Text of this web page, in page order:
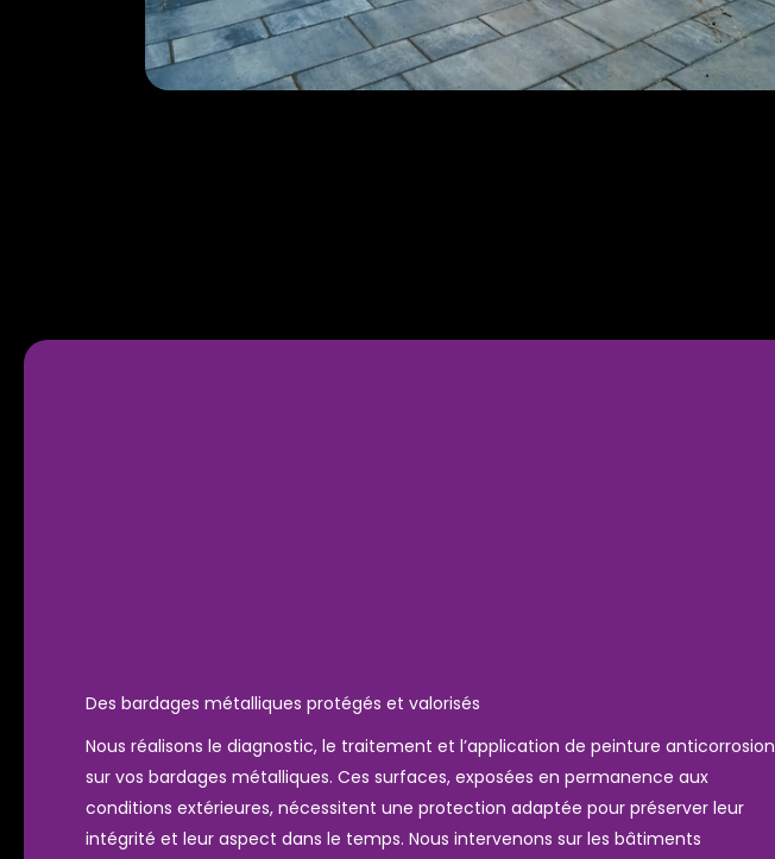
Des bardages métalliques protégés et valorisés
Nous réalisons le diagnostic, le traitement et l’application de peinture anticorrosion
sur vos bardages métalliques. Ces surfaces, exposées en permanence aux
conditions extérieures, nécessitent une protection adaptée pour préserver leur
intégrité et leur aspect dans le temps. Nous intervenons sur les bâtiments